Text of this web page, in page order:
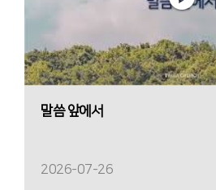
말씀 앞에서
2026-07-26